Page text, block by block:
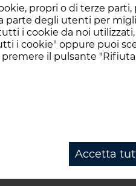
propri o di terze parti,
parte degli utenti per
i cookie da noi
i cookie" oppure puoi
il pulsante
Accetta